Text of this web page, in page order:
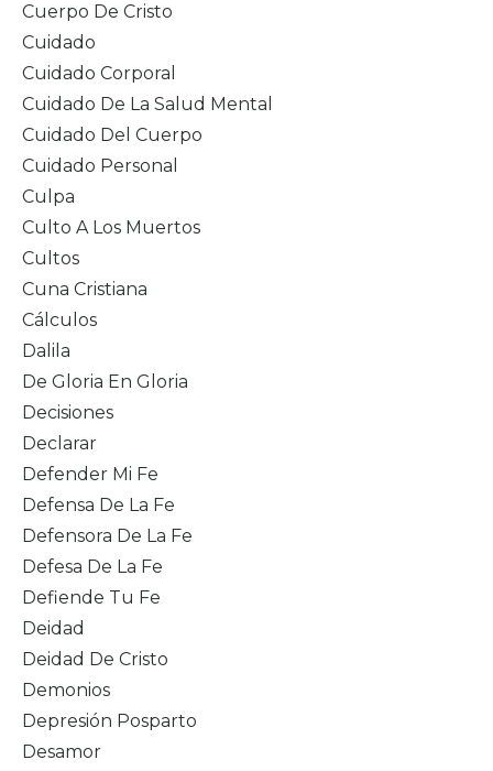
Cuerpo De Cristo
Cuidado
Cuidado Corporal
Cuidado De La Salud Mental
Cuidado Del Cuerpo
Cuidado Personal
Culpa
Culto A Los Muertos
Cultos
Cuna Cristiana
Cálculos
Dalila
De Gloria En Gloria
Decisiones
Declarar
Defender Mi Fe
Defensa De La Fe
Defensora De La Fe
Defesa De La Fe
Defiende Tu Fe
Deidad
Deidad De Cristo
Demonios
Depresión Posparto
Desamor